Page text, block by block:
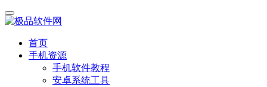
首页
手机资源
手机软件教程
安卓系统工具